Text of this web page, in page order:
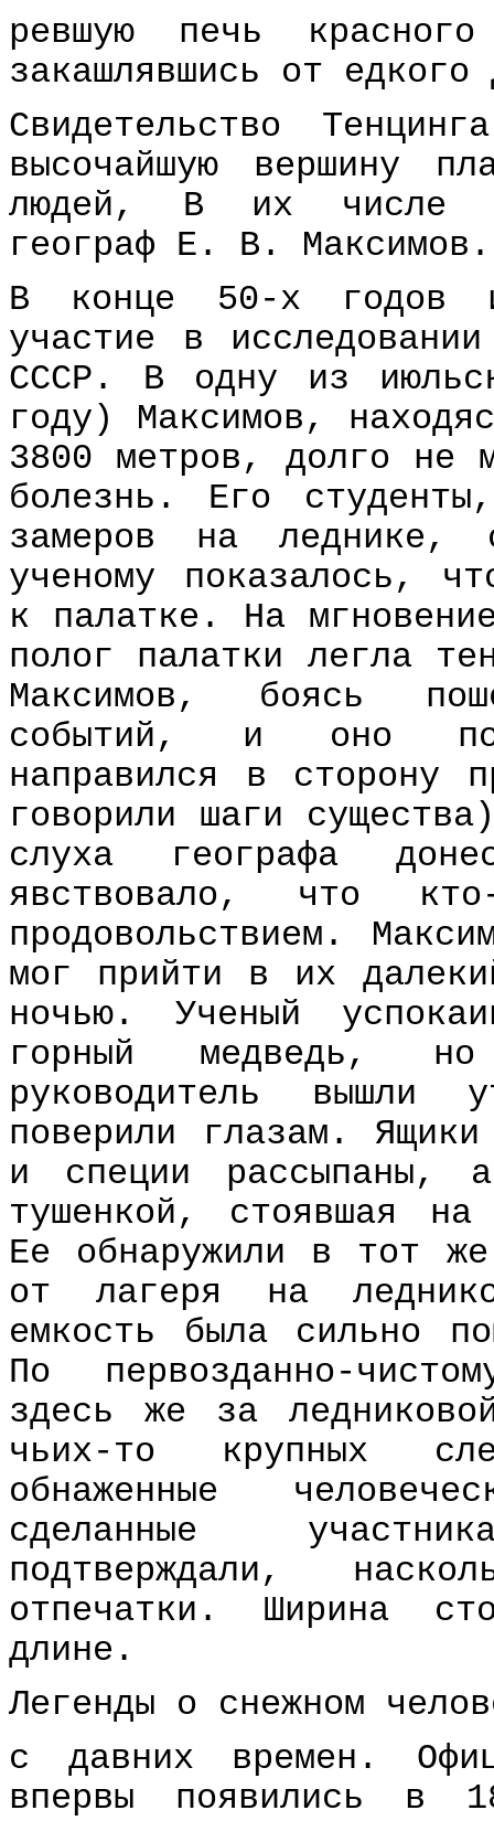
ревшую печь
закашлявшись от
Свидетельство
высочайшую вершину
людей, В их числе и
географ Е. В. Максимов.
В конце 50-х годов
участие в
СССР. В одну из
году) Максимов,
3800 метров, долго не
болезнь. Его
замеров на леднике,
ученому показалось,
к палатке. На
полог палатки легла
Максимов, боясь
событий, и оно
направился в сторону
говорили шаги
слуха географа
явствовало, что
продовольствием.
мог прийти в их
ночью. Ученый
горный медведь,
руководитель
поверили глазам.
и специи рассыпаны,
тушенкой, стоявшая
Ее обнаружили в тот
от лагеря на
емкость была сильно
По первозданно-
здесь же за
чьих-то крупных
обнаженные
сделанные
подтверждали,
отпечатки. Ширина
длине.
Легенды о снежном
с давних времен.
впервы появились в